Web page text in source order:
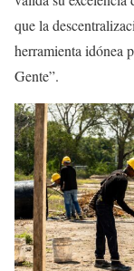
que la
herramienta idónea
Gente”.